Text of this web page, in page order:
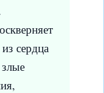
сердца